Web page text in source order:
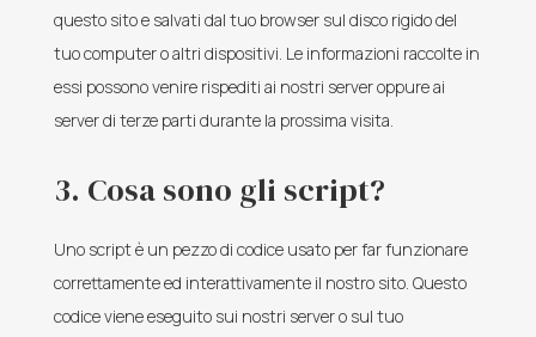
questo sito e salvati dal tuo browser sul disco rigido del
tuo computer o altri dispositivi. Le informazioni raccolte in
essi possono venire rispediti ai nostri server oppure ai
server di terze parti durante la prossima visita.
3. Cosa sono gli script?
Uno script è un pezzo di codice usato per far funzionare
correttamente ed interattivamente il nostro sito. Questo
codice viene eseguito sui nostri server o sul tuo